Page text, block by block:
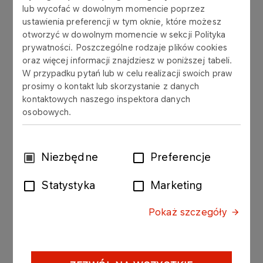
lub wycofać w dowolnym momencie poprzez
ustawienia preferencji w tym oknie, które możesz
otworzyć w dowolnym momencie w sekcji Polityka
prywatności. Poszczególne rodzaje plików cookies
oraz więcej informacji znajdziesz w poniższej tabeli.
W przypadku pytań lub w celu realizacji swoich praw
prosimy o kontakt lub skorzystanie z danych
kontaktowych naszego inspektora danych
osobowych.
WybórNiezbędne Preferencje
Statystyka Marketing
Pokaż szczegóły
W ORLEN Petrobaltic S.A. umożliwiamy
studentom zdobycie ciekawego
doświadczenia zawodowego w ramach
praktyk i staży. Najlepsi i najbardziej
zmotywowani studenci mają możliwość
zdobycia unikatowego doświadczenia
na platformach na Morzu Bałtyckim.
Ściśle współpracujemy z renomowanymi
uczelniami wyższymi w kraju, m. in. z Politechnika
Gdańską, Akademią Morską w Gdyni, oraz
Akademią Górniczo-Hutniczą w Krakowie.